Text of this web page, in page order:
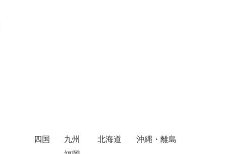
四国 九州 北海道 沖縄・離島